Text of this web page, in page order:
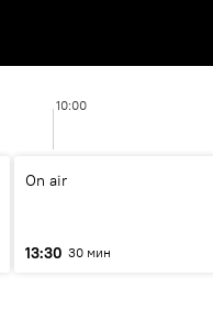
10:00
On air
13:30 30 мин